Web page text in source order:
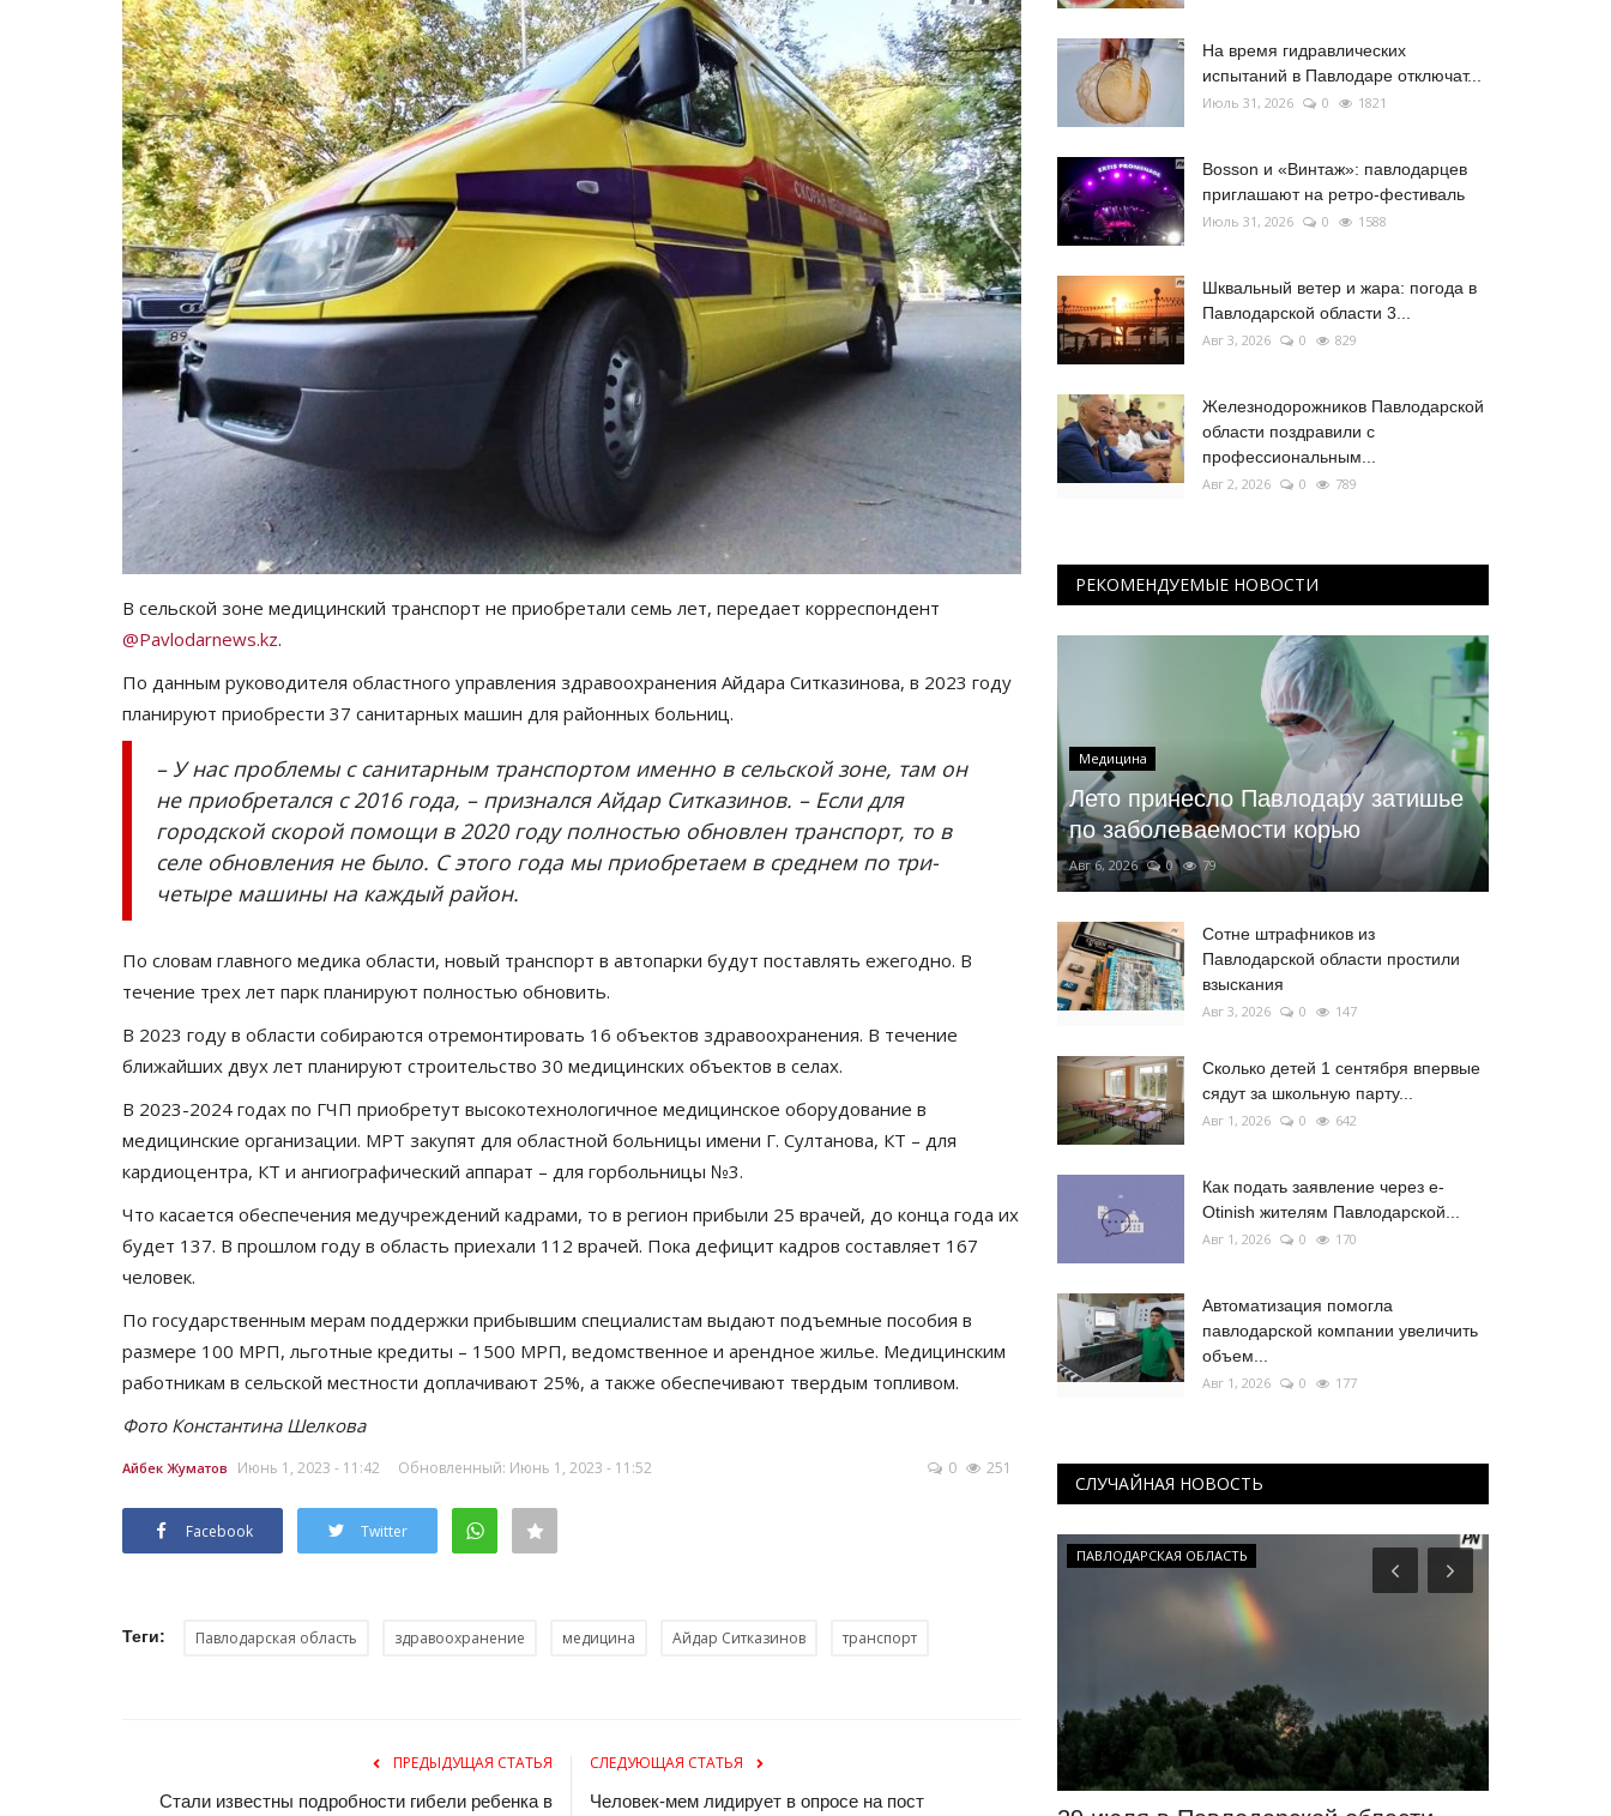
В сельской зоне медицинский транспорт не приобретали семь лет, передает корреспондент
@Pavlodarnews.kz.
По данным руководителя областного управления здравоохранения Айдара Ситказинова, в 2023 году
планируют приобрести 37 санитарных машин для районных больниц.
– У нас проблемы с санитарным транспортом именно в сельской зоне, там он
не приобретался с 2016 года, – признался Айдар Ситказинов. – Если для
городской скорой помощи в 2020 году полностью обновлен транспорт, то в
селе обновления не было. С этого года мы приобретаем в среднем по три-
четыре машины на каждый район.
По словам главного медика области, новый транспорт в автопарки будут поставлять ежегодно. В
течение трех лет парк планируют полностью обновить.
В 2023 году в области собираются отремонтировать 16 объектов здравоохранения. В течение
ближайших двух лет планируют строительство 30 медицинских объектов в селах.
В 2023-2024 годах по ГЧП приобретут высокотехнологичное медицинское оборудование в
медицинские организации. МРТ закупят для областной больницы имени Г. Султанова, КТ – для
кардиоцентра, КТ и ангиографический аппарат – для горбольницы №3.
Что касается обеспечения медучреждений кадрами, то в регион прибыли 25 врачей, до конца года их
будет 137. В прошлом году в область приехали 112 врачей. Пока дефицит кадров составляет 167
человек.
По государственным мерам поддержки прибывшим специалистам выдают подъемные пособия в
размере 100 МРП, льготные кредиты – 1500 МРП, ведомственное и арендное жилье. Медицинским
работникам в сельской местности доплачивают 25%, а также обеспечивают твердым топливом.
Фото Константина Шелкова
Айбек Жуматов Июнь 1, 2023 - 11:42 Обновленный: Июнь 1, 2023 - 11:52 0 251
Facebook Twitter
Теги: Павлодарская область здравоохранение медицина Айдар Ситказинов транспорт
ПРЕДЫДУЩАЯ СТАТЬЯ
Стали известны подробности гибели ребенка в
СЛЕДУЮЩАЯ СТАТЬЯ
Человек-мем лидирует в опросе на пост
На время гидравлических
испытаний в Павлодаре отключат...
Июль 31, 2026 0 1821
Bosson и «Винтаж»: павлодарцев
приглашают на ретро-фестиваль
Июль 31, 2026 0 1588
Шквальный ветер и жара: погода в
Павлодарской области 3...
Авг 3, 2026 0 829
Железнодорожников Павлодарской
области поздравили с
профессиональным...
Авг 2, 2026 0 789
РЕКОМЕНДУЕМЫЕ НОВОСТИ
Медицина
Лето принесло Павлодару затишье
по заболеваемости корью
Авг 6, 2026 0 79
Сотне штрафников из
Павлодарской области простили
взыскания
Авг 3, 2026 0 147
Сколько детей 1 сентября впервые
сядут за школьную парту...
Авг 1, 2026 0 642
Как подать заявление через e-
Otinish жителям Павлодарской...
Авг 1, 2026 0 170
Автоматизация помогла
павлодарской компании увеличить
объем...
Авг 1, 2026 0 177
СЛУЧАЙНАЯ НОВОСТЬ
Планета Казахстан ПАВЛОДАРСКАЯ ОБЛАСТЬ